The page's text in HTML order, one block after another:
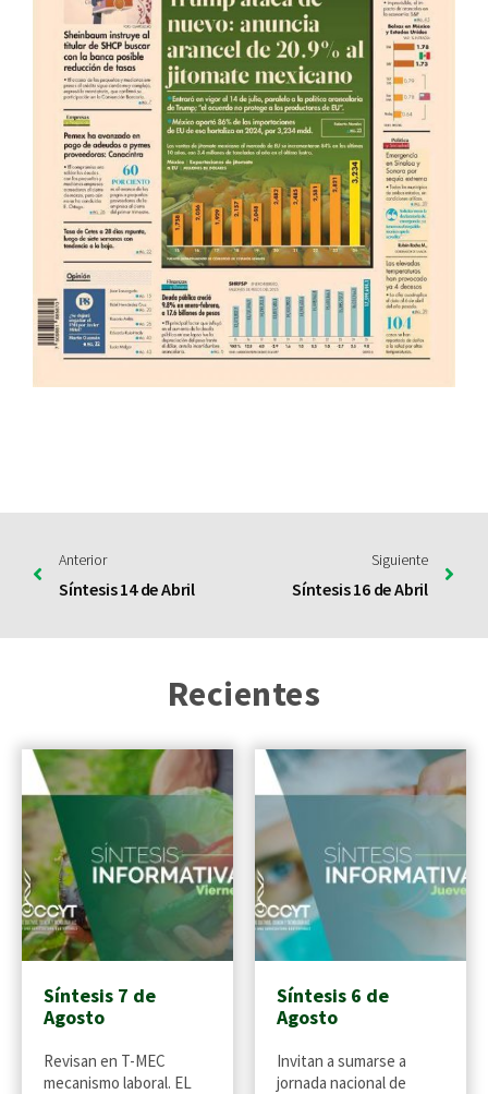
Anterior
Síntesis 14 de Abril
Siguiente
Síntesis 16 de Abril
Recientes
Síntesis 7 de
Agosto
Revisan en T-MEC
mecanismo laboral. EL
Síntesis 6 de
Agosto
Invitan a sumarse a
jornada nacional de